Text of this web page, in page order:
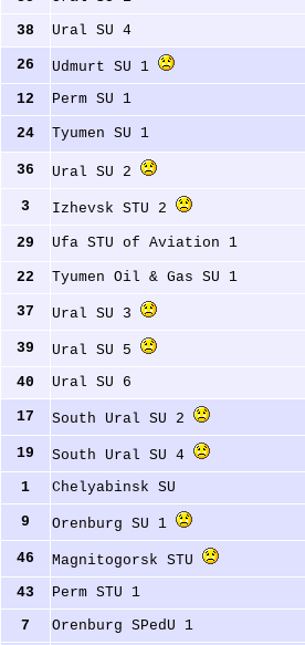
38 Ural SU 4
26 Udmurt SU 1
12 Perm SU 1
24 Tyumen SU 1
36 Ural SU 2
3 Izhevsk STU 2
29 Ufa STU of Aviation 1
22 Tyumen Oil & Gas SU 1
37 Ural SU 3
39 Ural SU 5
40 Ural SU 6
17 South Ural SU 2
19 South Ural SU 4
1 Chelyabinsk SU
9 Orenburg SU 1
46 Magnitogorsk STU
43 Perm STU 1
7 Orenburg SPedU 1